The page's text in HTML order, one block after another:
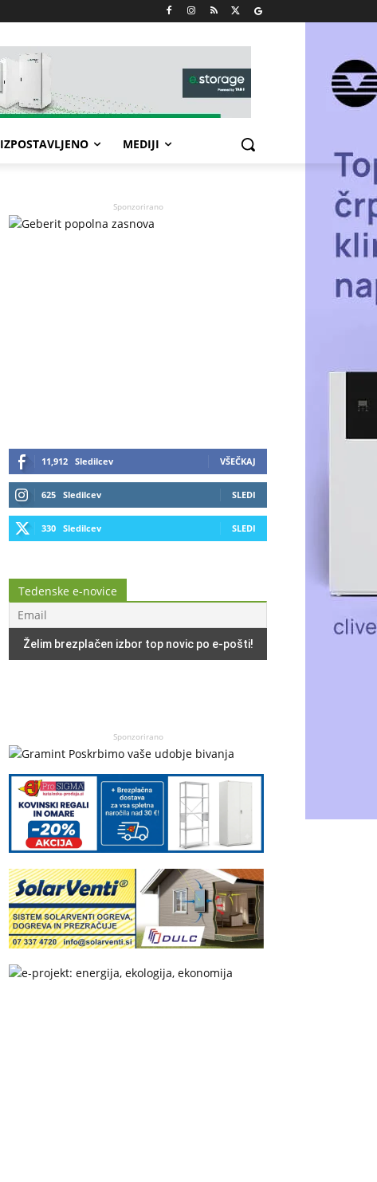
IZPOSTAVLJENO MEDIJI
Sponzorirano
11,912 Sledilcev VŠEČKAJ
625 Sledilcev SLEDI
330 Sledilcev SLEDI
Tedenske e-novice
Sponzorirano